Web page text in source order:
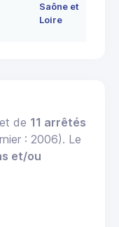
Saône et
Loire
de 11 arrêtés
: 2006). Le
et/ou